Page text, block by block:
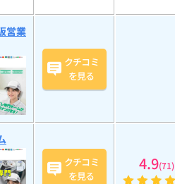
営業
クチコミ
を見る
クチコミ
を見る
4.9(71)